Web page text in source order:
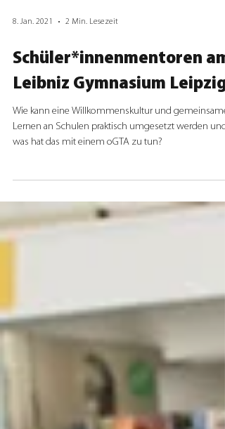
8. Jan. 2021 2 Min. Lesezeit
Schüler*innenmentoren am
Leibniz Gymnasium Leipzig
was hat das mit einem oGTA zu tun?